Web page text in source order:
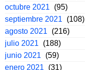
octubre 2021
(95)
septiembre 2021
(108)
agosto 2021
(216)
julio 2021
(188)
junio 2021
(59)
enero 2021
(31)